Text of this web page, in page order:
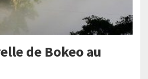
de Bokeo au